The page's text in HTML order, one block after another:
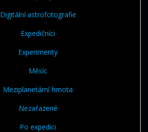
Digitální astrofotografie
Expedičníci
Experimenty
Měsíc
Meziplanetární hmota
Nezařazené
Po expedici